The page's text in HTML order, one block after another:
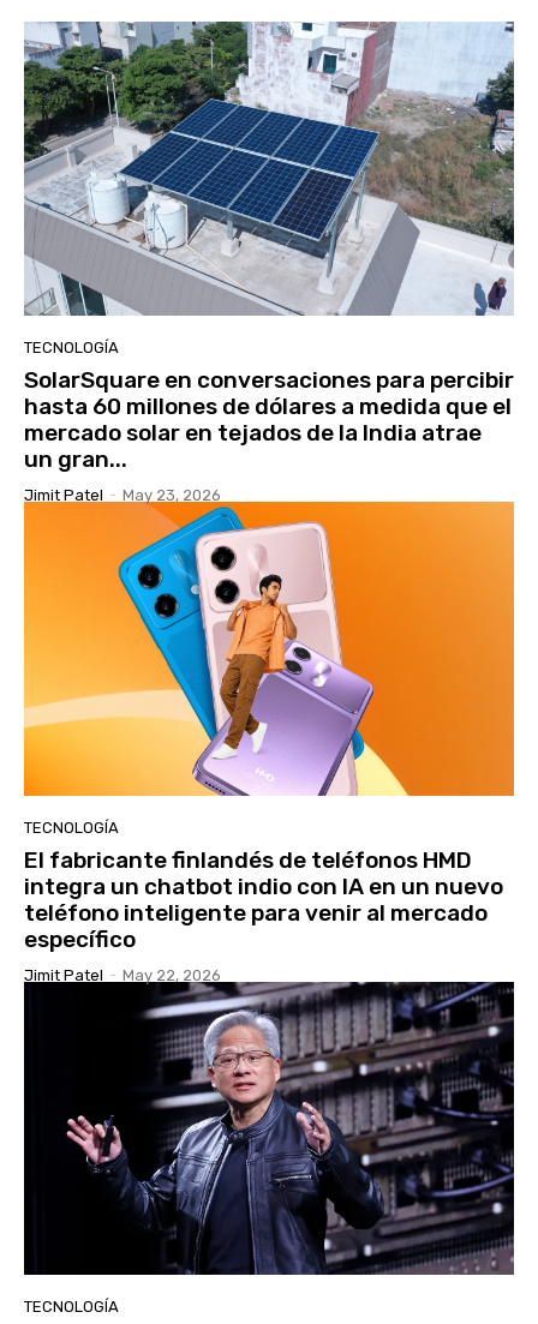
TECNOLOGÍA
SolarSquare en conversaciones para percibir
hasta 60 millones de dólares a medida que el
mercado solar en tejados de la India atrae
un gran...
Jimit Patel - May 23, 2026
TECNOLOGÍA
El fabricante finlandés de teléfonos HMD
integra un chatbot indio con IA en un nuevo
teléfono inteligente para venir al mercado
específico
Jimit Patel - May 22, 2026
TECNOLOGÍA